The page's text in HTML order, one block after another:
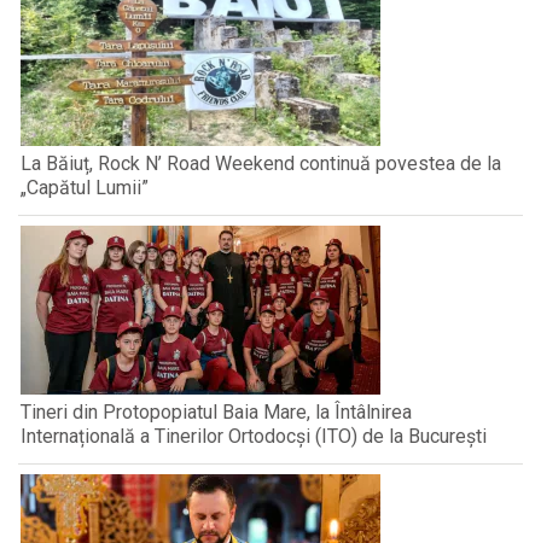
La Băiuț, Rock N’ Road Weekend continuă povestea de la
„Capătul Lumii”
Tineri din Protopopiatul Baia Mare, la Întâlnirea
Internațională a Tinerilor Ortodocși (ITO) de la București